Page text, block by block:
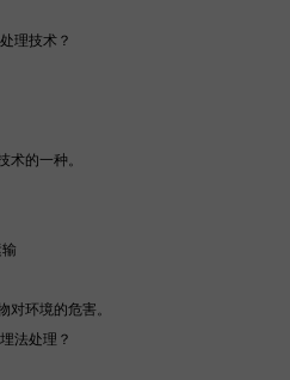
理技术？
术的一种。
对环境的危害。
法处理？